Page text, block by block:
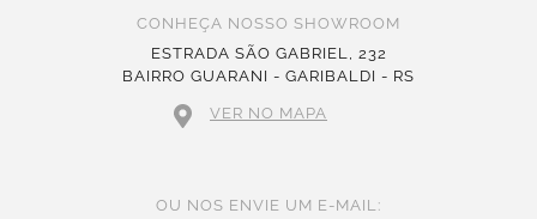
CONHEÇA NOSSO SHOWROOM
ESTRADA SÃO GABRIEL, 232
BAIRRO GUARANI - GARIBALDI - RS
VER NO MAPA
OU NOS ENVIE UM E-MAIL: